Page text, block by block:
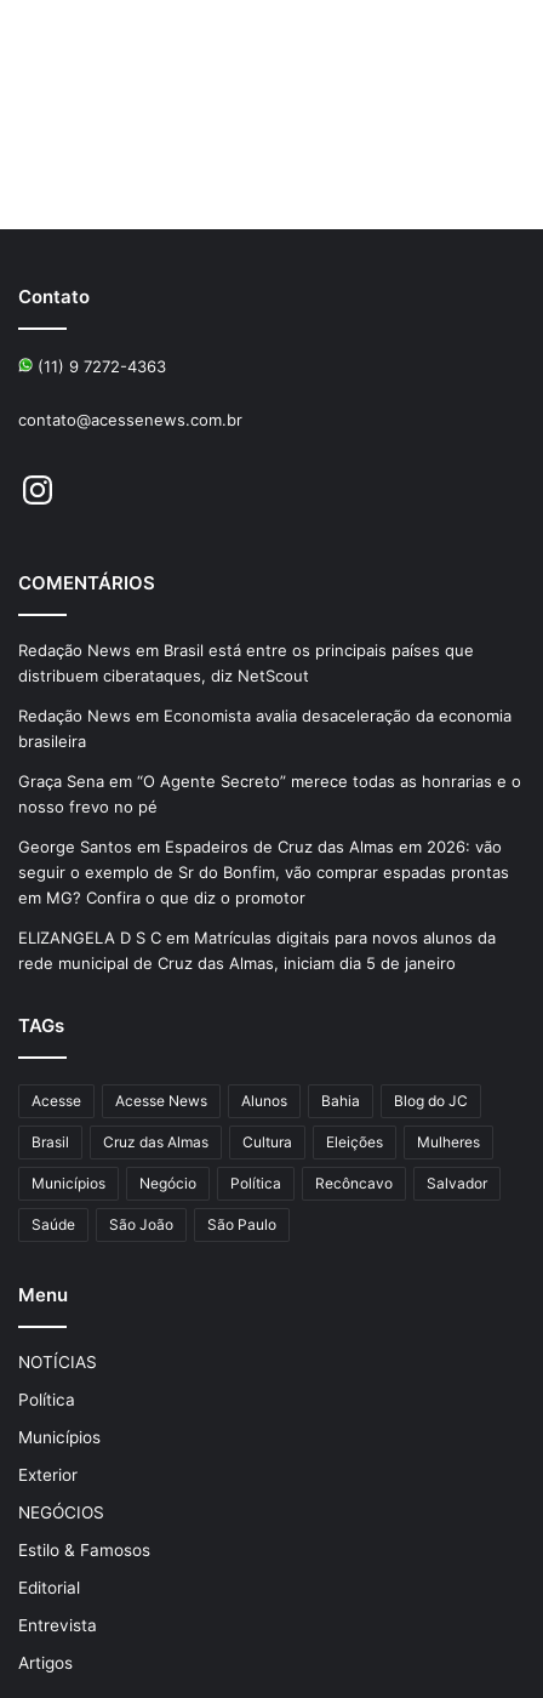
Contato
(11) 9 7272-4363
contato@acessenews.com.br
Instagram
COMENTÁRIOS
Redação News em Brasil está entre os principais países que
distribuem ciberataques, diz NetScout
Redação News em Economista avalia desaceleração da economia
brasileira
Graça Sena em “O Agente Secreto” merece todas as honrarias e o
nosso frevo no pé
George Santos em Espadeiros de Cruz das Almas em 2026: vão
seguir o exemplo de Sr do Bonfim, vão comprar espadas prontas
em MG? Confira o que diz o promotor
ELIZANGELA D S C em Matrículas digitais para novos alunos da
rede municipal de Cruz das Almas, iniciam dia 5 de janeiro
TAGs
Acesse Acesse News Alunos Bahia Blog do JC
Brasil Cruz das Almas Cultura Eleições Mulheres
Municípios Negócio Política Recôncavo Salvador
Saúde São João São Paulo
Menu
NOTÍCIAS
Política
Municípios
Exterior
NEGÓCIOS
Estilo & Famosos
Editorial
Entrevista
Artigos